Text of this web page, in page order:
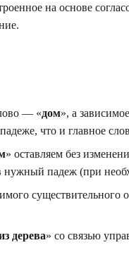
на основе
— «дом», а
что и главное
» оставляем без
падеж (при
дерева» со связью